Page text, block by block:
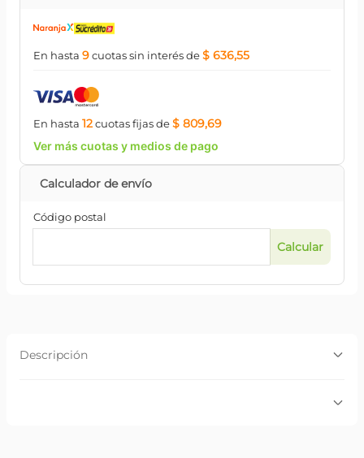
En hasta 9cuotassin interésde$ 636,55
En hasta 12cuotasfijasde$ 809,69
Ver más cuotas y medios de pago
Código postal
Descripción